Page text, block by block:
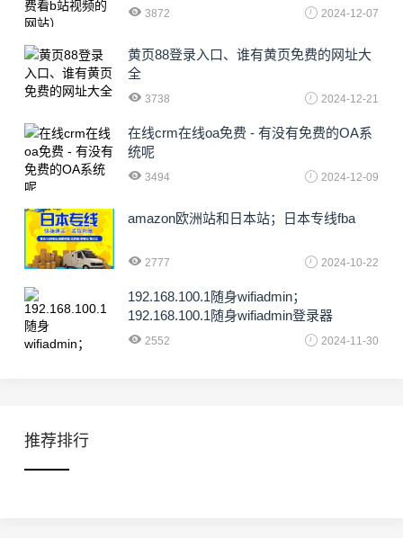
3872 2024-12-07
黄页88登录入口、谁有黄页免费的网址大
全
3738 2024-12-21
在线crm在线oa免费 - 有没有免费的OA系
统呢
3494 2024-12-09
amazon欧洲站和日本站；日本专线fba
2777 2024-10-22
192.168.100.1随身wifiadmin；
192.168.100.1随身wifiadmin登录器
2552 2024-11-30
推荐排行